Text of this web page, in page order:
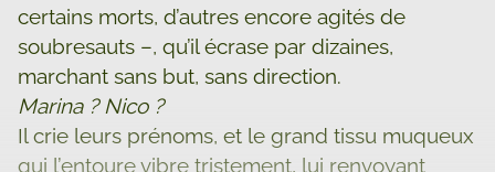
certains morts, d’autres encore agités de
soubresauts –, qu’il écrase par dizaines,
marchant sans but, sans direction.
Marina ? Nico ?
Il crie leurs prénoms, et le grand tissu muqueux
qui l’entoure vibre tristement, lui renvoyant